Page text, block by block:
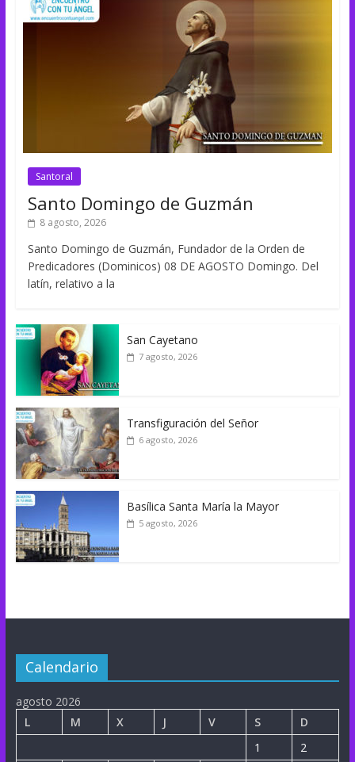
Santoral
Santo Domingo de Guzmán
8 agosto, 2026
Santo Domingo de Guzmán, Fundador de la Orden de
Predicadores (Dominicos) 08 DE AGOSTO Domingo. Del
latín, relativo a la
San Cayetano
7 agosto, 2026
Transfiguración del Señor
6 agosto, 2026
Basílica Santa María la Mayor
5 agosto, 2026
Calendario
agosto 2026
L
M X J V S
D
1
2